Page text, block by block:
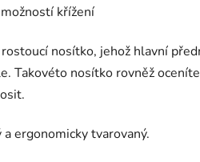
křížení
nosítko, jehož hlavní
Takovéto nosítko rovněž
ergonomicky tvarovaný.